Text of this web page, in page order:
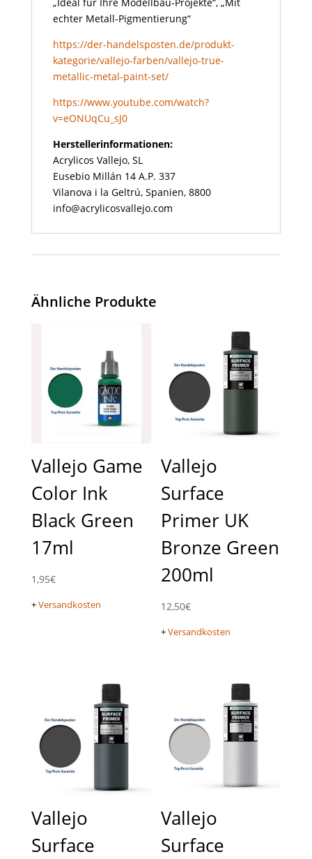
echter Metall-Pigmentierung“
https://der-handelsposten.de/produkt-
kategorie/vallejo-farben/vallejo-true-
metallic-metal-paint-set/
https://www.youtube.com/watch?
v=eONUqCu_sJ0
Herstellerinformationen:
Acrylicos Vallejo, SL
Eusebio Millán 14 A.P. 337
Vilanova i la Geltrú, Spanien, 8800
info@acrylicosvallejo.com
Ähnliche Produkte
Vallejo Game
Color Ink
Black Green
17ml
1,95€
+Versandkosten
Vallejo
Surface
Primer UK
Bronze Green
200ml
12,50€
+Versandkosten
Vallejo
Surface
Vallejo
Surface